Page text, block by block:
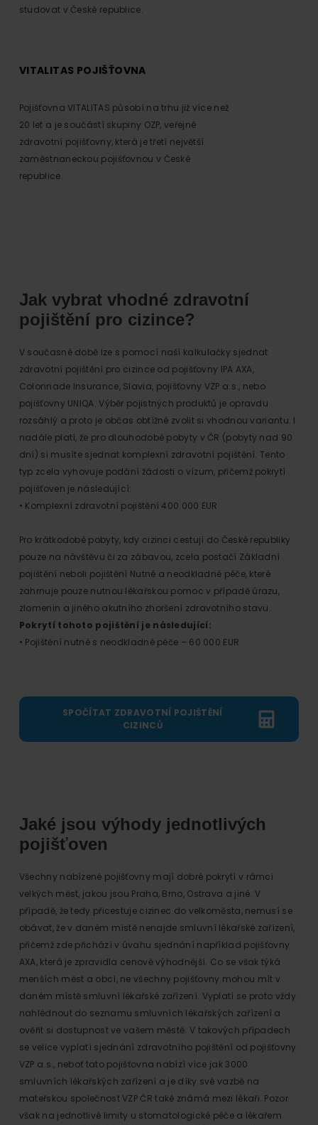
studovat v České republice.
VITALITAS POJIŠŤOVNA
Pojišťovna VITALITAS působí na trhu již více než
20 let a je součástí skupiny OZP, veřejné
zdravotní pojišťovny, která je třetí největší
zaměstnaneckou pojišťovnou v České
republice.
Jak vybrat vhodné zdravotní
pojištění pro cizince?
V současné době lze s pomocí naší kalkulačky sjednat
zdravotní pojištění pro cizince od pojišťovny IPA AXA,
Colonnade Insurance, Slavia, pojišťovny VZP a.s., nebo
pojišťovny UNIQA. Výběr pojistných produktů je opravdu
rozsáhlý a proto je občas obtížné zvolit si vhodnou variantu. I
nadále platí, že pro dlouhodobé pobyty v ČR (pobyty nad 90
dní) si musíte sjednat komplexní zdravotní pojištění. Tento
typ zcela vyhovuje podání žádosti o vízum, přičemž pokrytí
pojišťoven je následující:
• Komplexní zdravotní pojištění 400.000 EUR
Pro krátkodobé pobyty, kdy cizinci cestují do České republiky
pouze na návštěvu či za zábavou, zcela postačí Základní
pojištění neboli pojištění Nutné a neodkladné péče, které
zahrnuje pouze nutnou lékařskou pomoc v případě úrazu,
zlomenin a jiného akutního zhoršení zdravotního stavu.
Pokrytí tohoto pojištění je následující:
• Pojištění nutné s neodkladné péče – 60 000 EUR
SPOČÍTAT ZDRAVOTNÍ POJIŠTĚNÍ
CIZINCŮ
Jaké jsou výhody jednotlivých
pojišťoven
Všechny nabízené pojišťovny mají dobré pokrytí v rámci
velkých měst, jakou jsou Praha, Brno, Ostrava a jiné. V
případě, že tedy přicestuje cizinec do velkoměsta, nemusí se
obávat, že v daném místě nenajde smluvní lékařské zařízení,
přičemž zde přichází v úvahu sjednání například pojišťovny
AXA, která je zpravidla cenově výhodnější. Co se však týká
menších měst a obcí, ne všechny pojišťovny mohou mít v
daném místě smluvní lékařské zařízení. Vyplatí se proto vždy
nahlédnout do seznamu smluvních lékařských zařízení a
ověřit si dostupnost ve vašem městě. V takových případech
se velice vyplatí sjednání zdravotního pojištění od pojišťovny
VZP a.s., neboť tato pojišťovna nabízí více jak 3000
smluvních lékařských zařízení a je díky své vazbě na
mateřskou společnost VZP ČR také známá mezi lékaři. Pozor
však na jednotlivé limity u stomatologické péče a lékařem